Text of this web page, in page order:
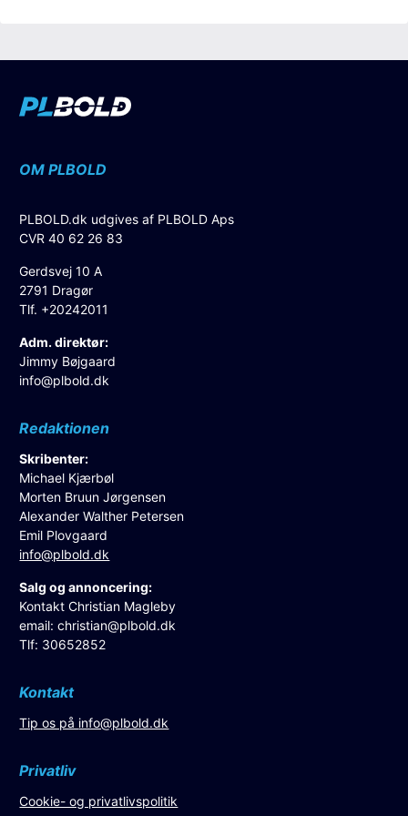
OM PLBOLD
PLBOLD.dk udgives af PLBOLD Aps
CVR 40 62 26 83
Gerdsvej 10 A
2791 Dragør
Tlf. +20242011
Adm. direktør:
Jimmy Bøjgaard
info@plbold.dk
Redaktionen
Skribenter:
Michael Kjærbøl
Morten Bruun Jørgensen
Alexander Walther Petersen
Emil Plovgaard
info@plbold.dk
Salg og annoncering:
Kontakt Christian Magleby
email:christian@plbold.dk
Tlf: 30652852
Kontakt
Tip os på info@plbold.dk
Privatliv
Cookie- og privatlivspolitik